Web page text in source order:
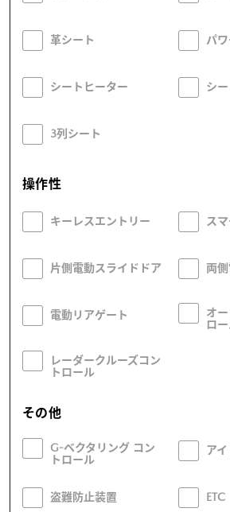
革シート パ
シートヒーター シ
3列シート
操作性
キーレスエントリー ス
片側電動スライドドア 両
電動リアゲート
オ
ロ
レーダークルーズコン
トロール
その他
G-ベクタリング コン
トロール
ア
盗難防止装置 ETC